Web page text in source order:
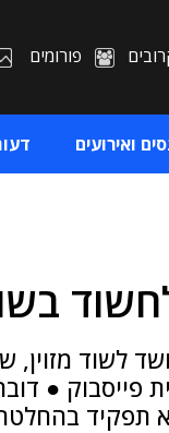
פורומים
ואירועים
לשוד
●
תפקיד